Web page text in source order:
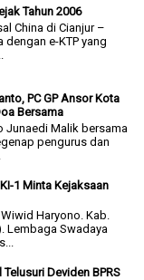
Tahun 2006
China di Cianjur –
e-KTP yang
PC GP Ansor Kota
Bersama
Junaedi Malik bersama
pengurus dan
1 Minta Kejaksaan
Haryono. Kab.
Lembaga Swadaya
Deviden BPRS